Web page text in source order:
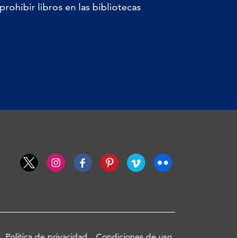
libros en las bibliotecas